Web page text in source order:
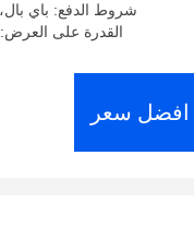
شروط الدفع: باي
القدرة على العرض: 10000 قطعة / شهر
سعر